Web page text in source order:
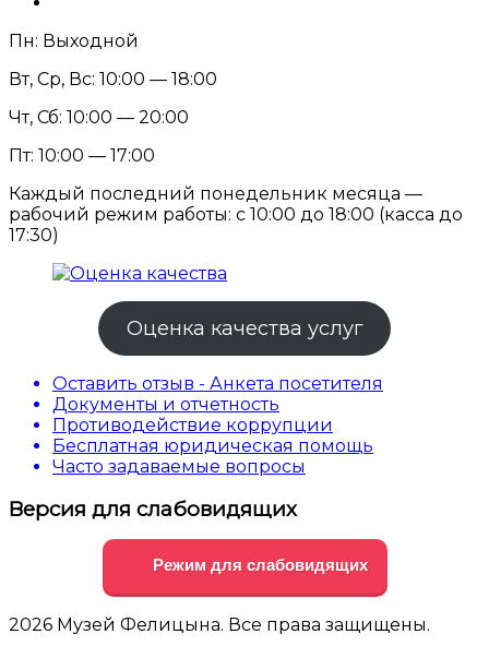
Пн: Выходной
Вт, Ср, Вс: 10:00 — 18:00
Чт, Сб: 10:00 — 20:00
Пт: 10:00 — 17:00
Каждый последний понедельник месяца —
рабочий режим работы: с 10:00 до 18:00 (касса до
17:30)
Оценка качества услуг
Оставить отзыв - Анкета посетителя
Документы и отчетность
Противодействие коррупции
Бесплатная юридическая помощь
Часто задаваемые вопросы
Версия для слабовидящих
Режим для слабовидящих
2026 Музей Фелицына. Все права защищены.